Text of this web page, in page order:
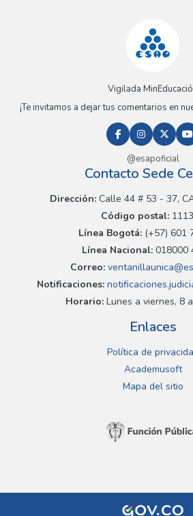
Vigilada
¡Te invitamos a dejar tus comentarios en
@esapoficial
Contacto Sede
Dirección:Calle 44 # 53 - 37,
Código postal:
Línea Bogotá:(+57) 601
Línea Nacional: 018000
Correo:
Notificaciones:
Horario:Lunes a viernes, 8
Enlaces
Política de
Academusoft
Mapa del sitio